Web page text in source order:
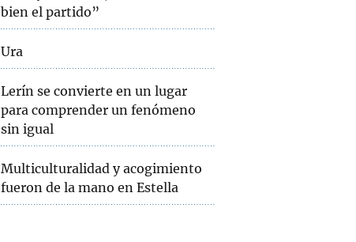
bien el partido”
Ura
Lerín se convierte en un lugar
para comprender un fenómeno
sin igual
Multiculturalidad y acogimiento
fueron de la mano en Estella